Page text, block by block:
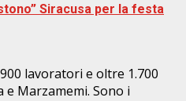
Siracusa per la festa
lavoratori e oltre 1.700
Marzamemi. Sono i